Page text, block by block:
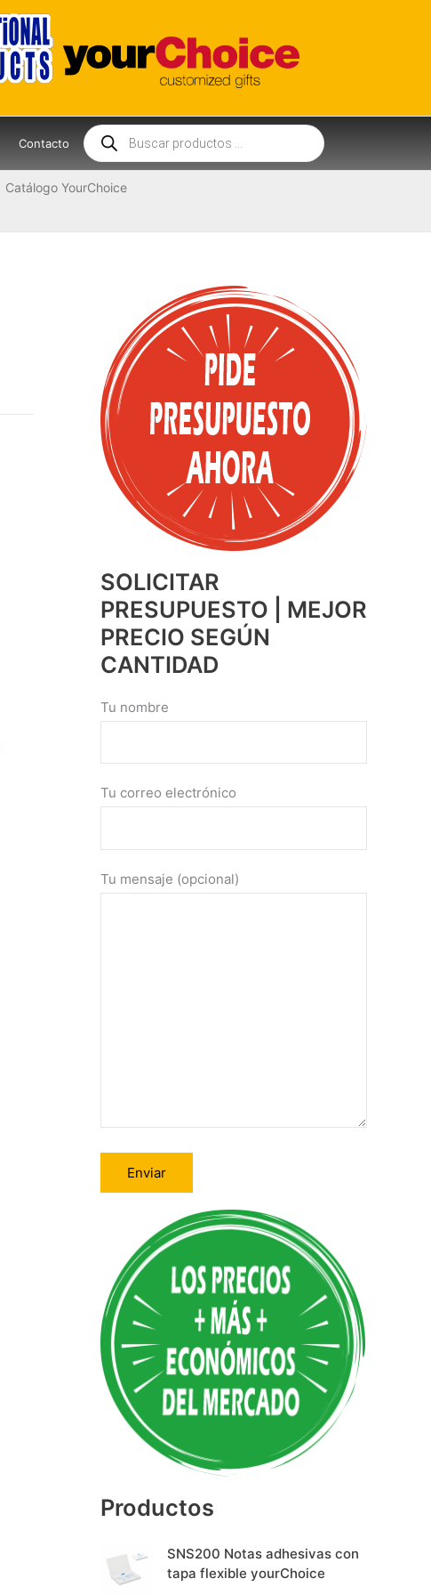
Contacto
Búsqueda
de
productos
Catálogo YourChoice
SOLICITAR
PRESUPUESTO | MEJOR
PRECIO SEGÚN
CANTIDAD
Tu nombre
Tu correo electrónico
Tu mensaje (opcional)
e
r
n
a
:Productos
SNS200 Notas adhesivas con
tapa flexible yourChoice